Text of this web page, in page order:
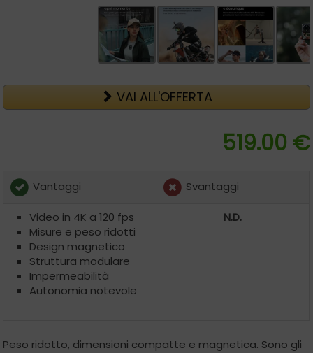
VAI ALL'OFFERTA
519.00 €
Vantaggi Svantaggi
Video in 4K a 120 fps
Misure e peso ridotti
Design magnetico
Struttura modulare
Impermeabilità
Autonomia notevole
N.D.
Peso ridotto, dimensioni compatte e magnetica. Sono gli